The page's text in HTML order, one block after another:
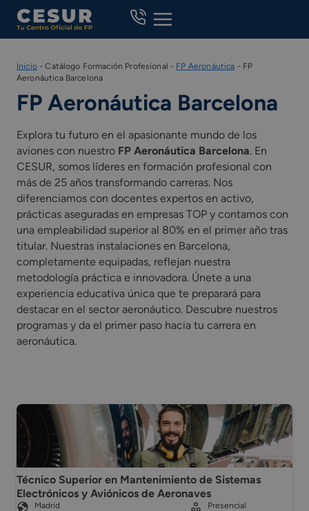
Skip
content
Inicio-Catálogo Formación Profesional - FP Aeronáutica - FP
Aeronáutica Barcelona
FP Aeronáutica Barcelona
Explora tu futuro en el apasionante mundo de los
aviones con nuestro FP Aeronáutica Barcelona. En
CESUR, somos líderes en formación profesional con
más de 25 años transformando carreras. Nos
diferenciamos con docentes expertos en activo,
prácticas aseguradas en empresas TOP y contamos con
una empleabilidad superior al 80% en el primer año tras
titular. Nuestras instalaciones en Barcelona,
completamente equipadas, reflejan nuestra
metodología práctica e innovadora. Únete a una
experiencia educativa única que te preparará para
destacar en el sector aeronáutico. Descubre nuestros
programas y da el primer paso hacia tu carrera en
aeronáutica.
Técnico Superior en Mantenimiento de Sistemas
Electrónicos y Aviónicos de Aeronaves
Madrid
Presencial